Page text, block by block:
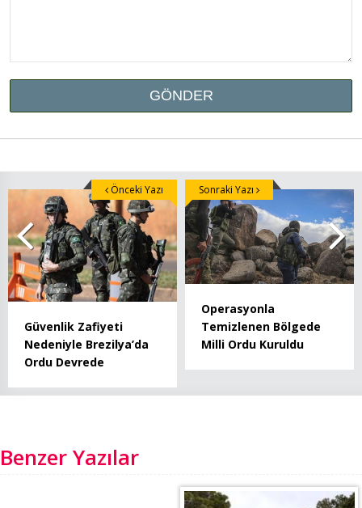
Güvenlik Zafiyeti
Nedeniyle Brezilya’da
Ordu Devrede
Önceki Yazı
Operasyonla
Temizlenen Bölgede
Milli Ordu Kuruldu
Sonraki Yazı
Benzer Yazılar